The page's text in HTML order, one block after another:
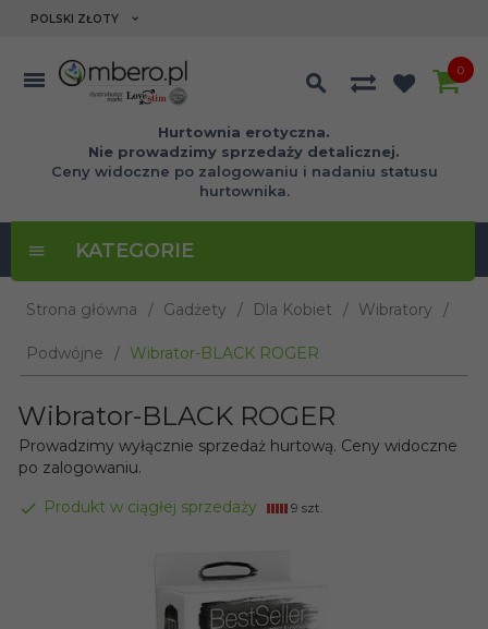
currency_h
POLSKI ZŁOTY
Hurtownia erotyczna.
Nie prowadzimy sprzedaży detalicznej.
Ceny widoczne po zalogowaniu i nadaniu statusu
hurtownika.
0
KATEGORIE
Strona główna Gadżety Dla Kobiet Wibratory
Podwójne Wibrator-BLACK ROGER
Wibrator-BLACK ROGER
Prowadzimy wyłącznie sprzedaż hurtową. Ceny widoczne
po zalogowaniu.
Produkt w ciągłej sprzedaży 9 szt.